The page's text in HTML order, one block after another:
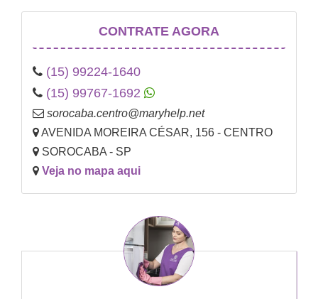
CONTRATE AGORA
(15) 99224-1640
(15) 99767-1692
sorocaba.centro@maryhelp.net
AVENIDA MOREIRA CÉSAR, 156 - CENTRO
SOROCABA - SP
Veja no mapa aqui